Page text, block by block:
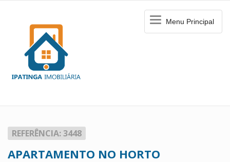
MenuMenu Principal
REFERÊNCIA: 3448
APARTAMENTO NO HORTO